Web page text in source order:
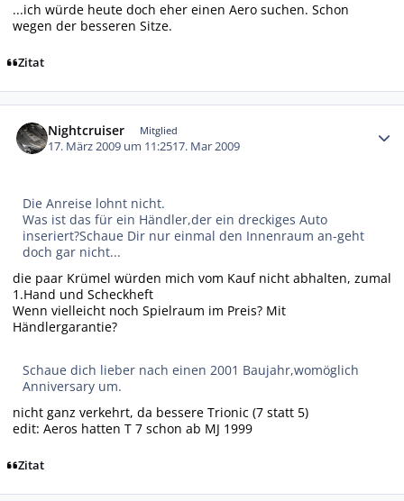
...ich würde heute doch eher einen Aero suchen. Schon
wegen der besseren Sitze.
Zitat
Nightcruiser Mitglied
17. März 2009 um 11:2517. Mar 2009
Die Anreise lohnt nicht.
Was ist das für ein Händler,der ein dreckiges Auto
inseriert?Schaue Dir nur einmal den Innenraum an-geht
doch gar nicht...
die paar Krümel würden mich vom Kauf nicht abhalten, zumal
1.Hand und Scheckheft
Wenn vielleicht noch Spielraum im Preis? Mit
Händlergarantie?
Schaue dich lieber nach einen 2001 Baujahr,womöglich
Anniversary um.
nicht ganz verkehrt, da bessere Trionic (7 statt 5)
edit: Aeros hatten T 7 schon ab MJ 1999
Zitat